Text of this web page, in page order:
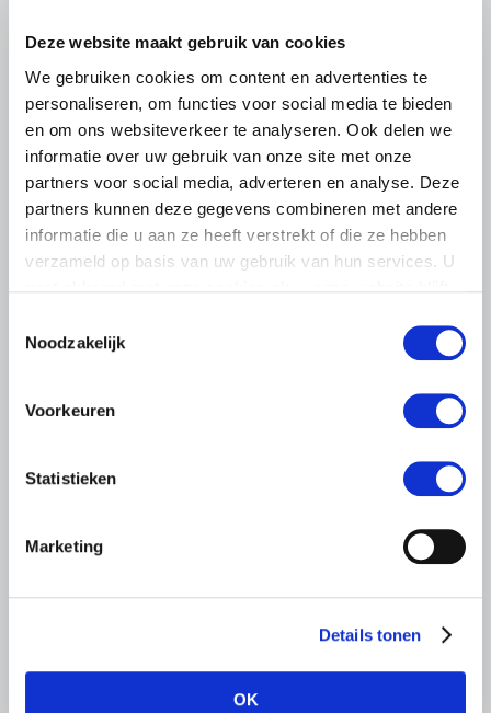
Deze website maakt gebruik van cookies
We gebruiken cookies om content en advertenties te
personaliseren, om functies voor social media te bieden
en om ons websiteverkeer te analyseren. Ook delen we
informatie over uw gebruik van onze site met onze
partners voor social media, adverteren en analyse. Deze
partners kunnen deze gegevens combineren met andere
informatie die u aan ze heeft verstrekt of die ze hebben
verzameld op basis van uw gebruik van hun services. U
Noodzakelijk
Voorkeuren
Statistieken
Marketing
Details tonen
OK
LTO sluit aan bij demonstratie tegen
pluimveehouders
leden op om op vrijdagochtend 14 augustus massaal naar
Lees meer